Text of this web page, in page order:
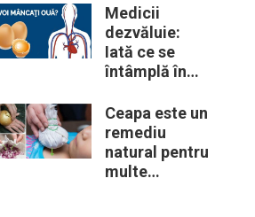
periculoase
erau unele
„obiceiuri” ale
vremii
Medicii
dezvăluie:
Iată ce se
întâmplă în
când începem
să mâncăm
câte două
ouă în fiecare
Ceapa este un
remediu
natural pentru
multe